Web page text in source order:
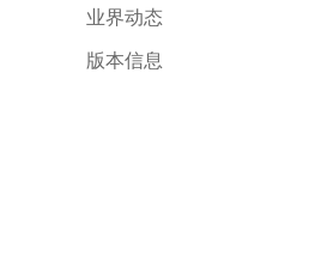
业界动态
版本信息